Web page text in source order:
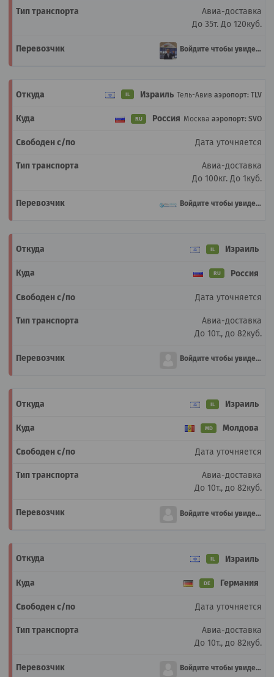
Авиа-доставка
До 35т. До 120куб.
Войдите чтобы увидеть
IL Израиль Тель-Авив аэропорт: TLV
RU Россия Москва аэропорт: SVO
Дата уточняется
Авиа-доставка
До 100кг. До 1куб.
Войдите чтобы увидеть
IL Израиль
RU Россия
Дата уточняется
Авиа-доставка
До 10т., до 82куб.
Войдите чтобы увидеть
IL Израиль
MD Молдова
Дата уточняется
Авиа-доставка
До 10т., до 82куб.
Войдите чтобы увидеть
IL Израиль
DE Германия
Дата уточняется
Авиа-доставка
До 10т., до 82куб.
Войдите чтобы увидеть